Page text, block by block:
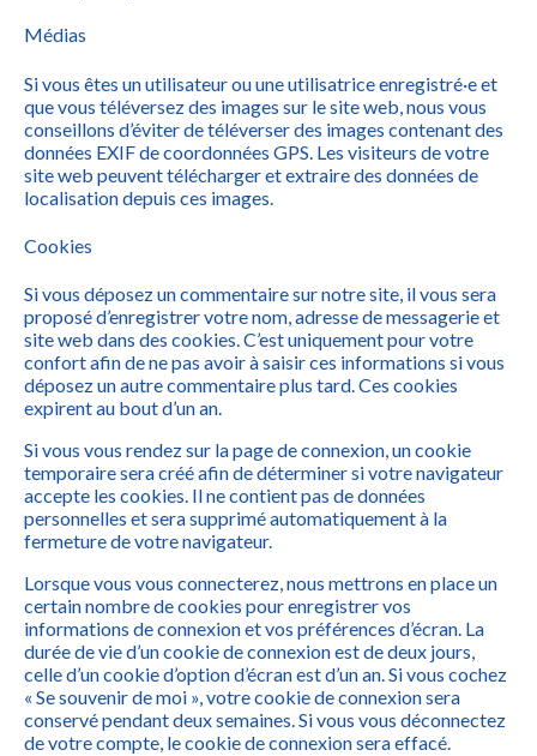
Médias
Si vous êtes un utilisateur ou une utilisatrice enregistré·e et
que vous téléversez des images sur le site web, nous vous
conseillons d’éviter de téléverser des images contenant des
données EXIF de coordonnées GPS. Les visiteurs de votre
site web peuvent télécharger et extraire des données de
localisation depuis ces images.
Cookies
Si vous déposez un commentaire sur notre site, il vous sera
proposé d’enregistrer votre nom, adresse de messagerie et
site web dans des cookies. C’est uniquement pour votre
confort afin de ne pas avoir à saisir ces informations si vous
déposez un autre commentaire plus tard. Ces cookies
expirent au bout d’un an.
Si vous vous rendez sur la page de connexion, un cookie
temporaire sera créé afin de déterminer si votre navigateur
accepte les cookies. Il ne contient pas de données
personnelles et sera supprimé automatiquement à la
fermeture de votre navigateur.
Lorsque vous vous connecterez, nous mettrons en place un
certain nombre de cookies pour enregistrer vos
informations de connexion et vos préférences d’écran. La
durée de vie d’un cookie de connexion est de deux jours,
celle d’un cookie d’option d’écran est d’un an. Si vous cochez
« Se souvenir de moi », votre cookie de connexion sera
conservé pendant deux semaines. Si vous vous déconnectez
de votre compte, le cookie de connexion sera effacé.